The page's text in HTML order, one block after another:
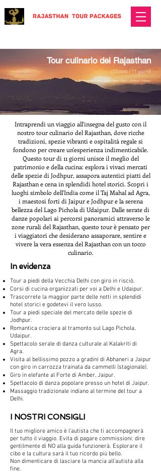
Tour culinario del Rajasthan
​Destinazioni: Delhi - Agra - Jaipur - Barli - Jodhpur - Udaipur
(10 notti / 11 giorni)
Intraprendi un viaggio all'insegna del gusto con il
nostro tour culinario del Rajasthan, dove ricche
tradizioni, spezie vibranti e ospitalità regale si
fondono per creare un'esperienza indimenticabile.
Questo tour di 11 giorni unisce il meglio del
patrimonio e della cucina: esplora i vivaci mercati
delle spezie di Jodhpur, assapora autentici piatti del
Rajasthan e cena in splendidi hotel storici. Scopri i
luoghi simbolo dell'India come il Taj Mahal ad Agra,
i maestosi forti di Jaipur e Jodhpur e la serena
bellezza del Lago Pichola di Udaipur. Dalle serate di
danze popolari ai percorsi panoramici attraverso le
zone rurali del Rajasthan, questo tour è pensato per
i viaggiatori che desiderano assaporare, sentire e
vivere la vera essenza del Rajasthan con un tocco
culinario.
​In evidenza
Tour a piedi della Vecchia Delhi con giro in risciò.
Corsi di cucina organizzati per voi a Delhi e Udaipur.
Trascorrete la maggior parte delle notti in splendidi
hotel storici e godetevi il vero lusso.
Tour a piedi speciale del mercato delle spezie di
Jodhpur.
Romantica crociera al tramonto sul Lago Pichola,
Udaipur.
Spettacolo serale di danza culturale al Kalakriti di
Agra.
Visita al bellissimo pozzo a gradini di Abhaneri a Jaipur
con giro in carrozza trainata da cammelli (stagionale).
Giro in elefante al Forte di Amber, Jaipur.
Spettacolo di danza popolare presso un hotel di Jaipur.
Massaggio tradizionale indiano al termine del tour a
Delhi.
I NOSTRI CONSIGLI
Il tuo migliore amico è l'autista che ti accompagnerà
per tutto il viaggio. Evita di pagare commissioni: dire
gentilmente di NO alla guida funzionerà. Esplorare il
cibo e la cultura sarà il tuo ricordo più bello.
Non dimenticare di lasciare la mancia all'autista alla
fine.